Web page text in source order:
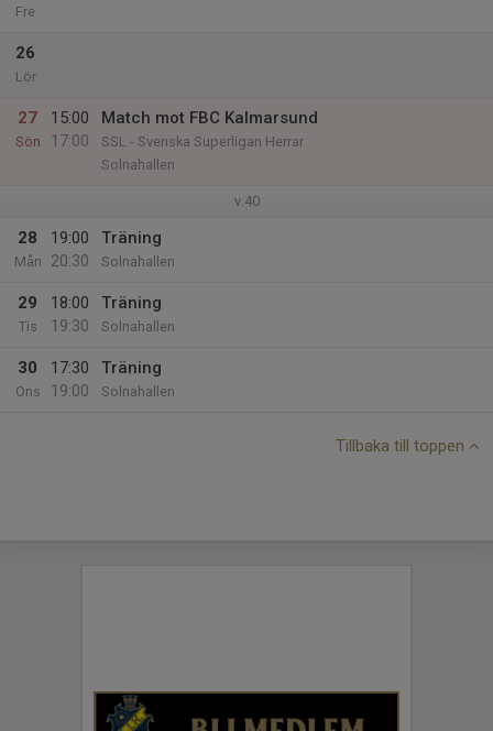
Fre
26
Lör
27
Sön
15:00
17:00
Match mot FBC Kalmarsund
SSL - Svenska Superligan Herrar
Solnahallen
v.40
28
Mån
19:00
20:30
Träning
Solnahallen
29
Tis
18:00
19:30
Träning
Solnahallen
30
Ons
17:30
19:00
Träning
Solnahallen
Tillbaka till toppen